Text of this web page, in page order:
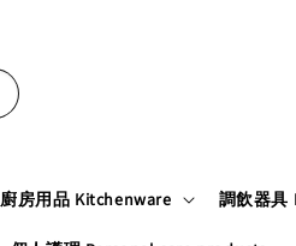
廚房用品 Kitchenware 調飲器具